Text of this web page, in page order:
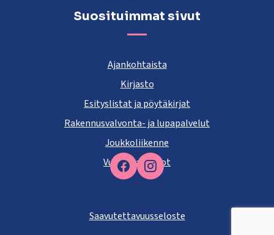
Facebook
Suosituimmat sivut
Ajankohtaista
Kirjasto
Esityslistat ja pöytäkirjat
Rakennusvalvonta- ja lupapalvelut
Joukkoliikenne
Vuokra-asunnot
Saavutettavuusseloste